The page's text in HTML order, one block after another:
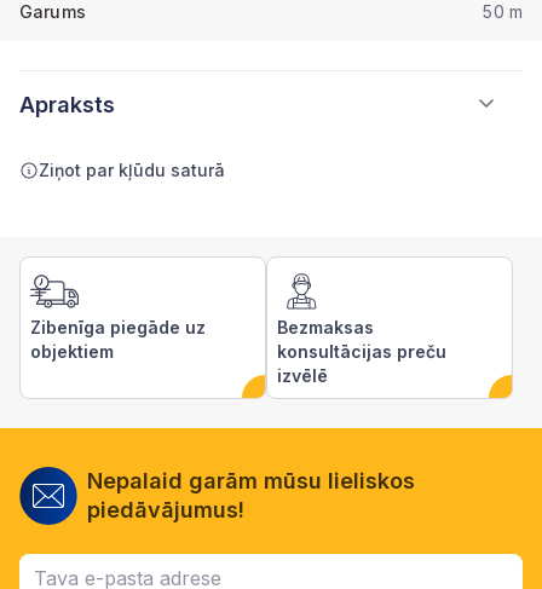
Garums
50 m
Apraksts
Ziņot par kļūdu saturā
Zibenīga piegāde uz
objektiem
Bezmaksas
konsultācijas preču
izvēlē
Nepalaid garām mūsu lieliskos
piedāvājumus!